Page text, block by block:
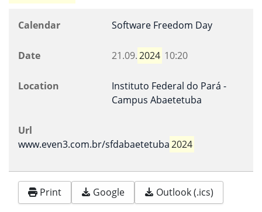
Calendar Software Freedom Day
Date 21.09.2024 10:20
Location
Instituto Federal do Pará -
Campus Abaetetuba
Url
www.even3.com.br/sfdabaetetuba2024
Print Google Outlook (.ics)